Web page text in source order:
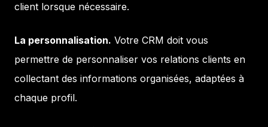
client lorsque nécessaire.
La personnalisation. Votre CRM doit vous
permettre de personnaliser vos relations clients en
collectant des informations organisées, adaptées à
chaque profil.